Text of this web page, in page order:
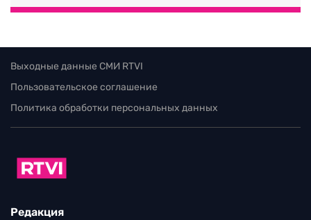
Выходные данные СМИ RTVI
Пользовательское соглашение
Политика обработки персональных данных
Редакция